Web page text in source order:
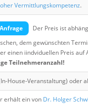
Vermittlungskompetenz.
Der Preis ist
dem gewünschten
einen iindviduellen Preis auf
Teilnehmeranzahl!
House-Veranstaltung) oder
erhält ein von Dr. Holger